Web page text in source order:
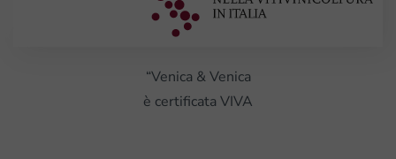
“Venica & Venica
è certificata VIVA